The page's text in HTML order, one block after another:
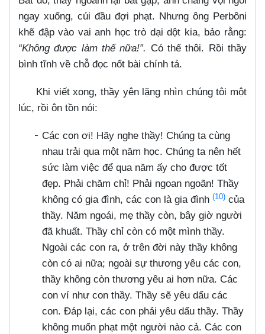
ngay xuống, cúi đầu đợi phạt. Nhưng ông Perbôni
khẽ đập vào vai anh học trò dại dột kia, bảo rằng:
“Không được làm thế nữa!”. Có thế thôi. Rồi thầy
bình tĩnh về chỗ đọc nốt bài chính tả.
Khi viết xong, thầy yên lặng nhìn chúng tôi một
lúc, rồi ôn tồn nói:
Các con ơi! Hãy nghe thầy! Chúng ta cùng
nhau trải qua một năm học. Chúng ta nên hết
sức làm việc để qua năm ấy cho được tốt
đẹp. Phải chăm chỉ! Phải ngoan ngoãn! Thầy
không có gia đình, các con là gia đình (10) của
thầy. Năm ngoái, mẹ thầy còn, bây giờ người
đã khuất. Thầy chỉ còn có một mình thầy.
Ngoài các con ra, ở trên đời này thầy không
còn có ai nữa; ngoài sự thương yêu các con,
thầy không còn thương yêu ai hơn nữa. Các
con ví như con thầy. Thầy sẽ yêu dấu các
con. Đáp lại, các con phải yêu dấu thầy. Thầy
không muốn phạt một người nào cả. Các con